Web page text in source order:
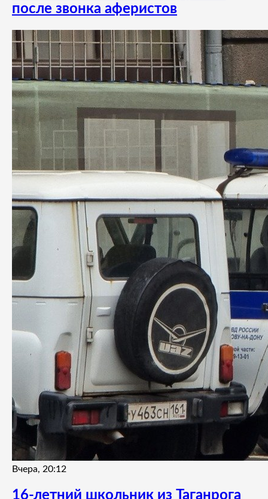
после звонка аферистов
Вчера, 20:12
16-летний школьник из Таганрога